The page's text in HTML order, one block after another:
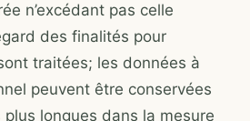
n’excédant pas celle
des finalités pour
traitées; les données à
peuvent être conservées
longues dans la mesure